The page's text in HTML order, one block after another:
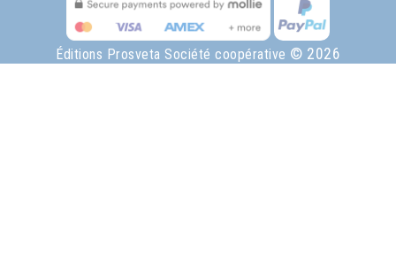
Éditions Prosveta Société coopérative © 2026